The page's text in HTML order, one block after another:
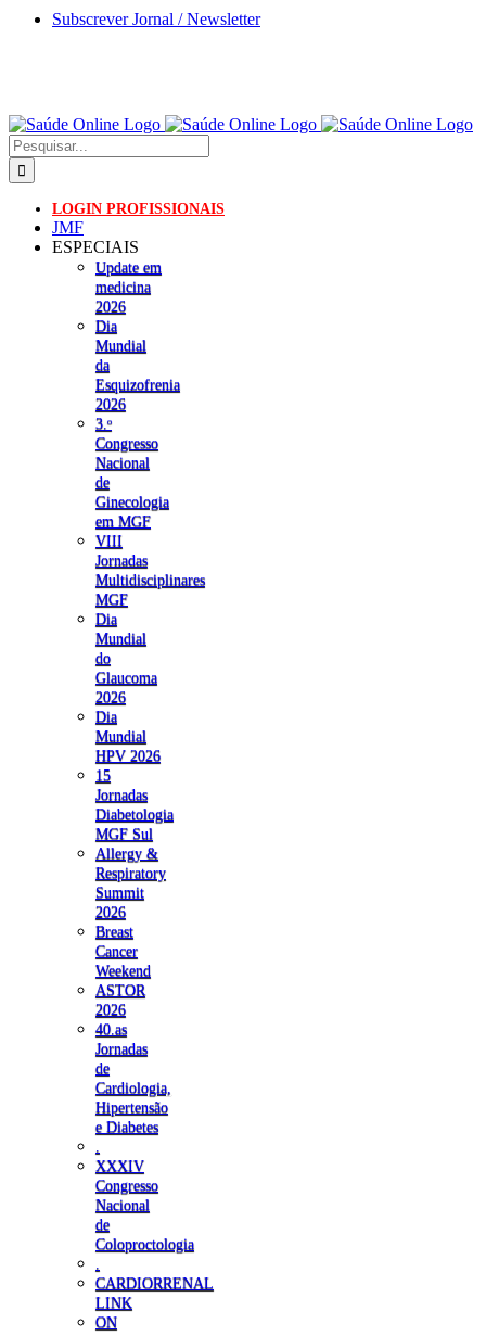
Skip
Subscrever Jornal / Newsletter
Pesquisar
LOGIN PROFISSIONAIS
JMF
ESPECIAIS
Update em
medicina
2026
Dia
Mundial
da
Esquizofrenia
2026
3.ᵒ
Congresso
Nacional
de
Ginecologia
em MGF
VIII
Jornadas
Multidisciplinares
MGF
Dia
Mundial
do
Glaucoma
2026
Dia
Mundial
HPV 2026
15
Jornadas
Diabetologia
MGF Sul
Allergy &
Respiratory
Summit
2026
Breast
Cancer
Weekend
ASTOR
2026
40.as
Jornadas
de
Cardiologia,
Hipertensão
e Diabetes
XXXIV
Congresso
Nacional
de
Coloproctologia
CARDIORRENAL
LINK
ON